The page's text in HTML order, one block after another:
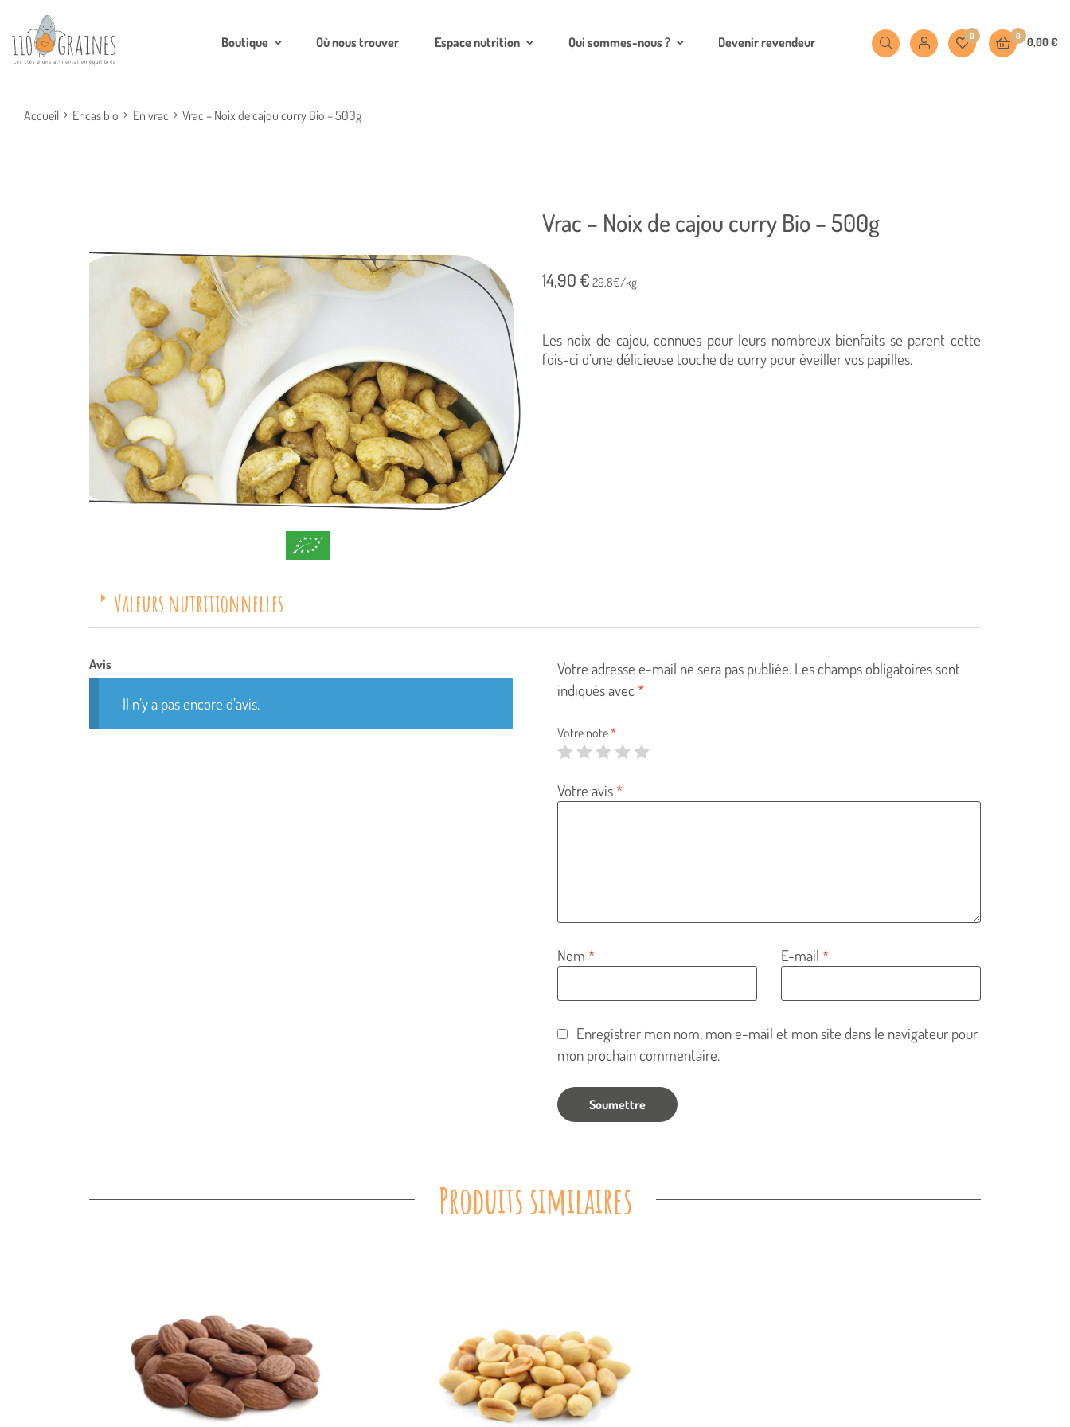
Boutique Où nous trouver Espace nutrition Qui sommes-nous ? Devenir revendeur 0 0 0,00€
Accueil Encas bio En vrac Vrac – Noix de cajou curry Bio – 500g
Vrac – Noix de cajou curry Bio – 500g
14,90€ 29,8€/kg
Les noix de cajou, connues pour leurs nombreux bienfaits se parent cette
fois-ci d’une délicieuse touche de curry pour éveiller vos papilles.
Valeurs nutritionnelles
Avis
Il n’y a pas encore d’avis.
Votre adresse e-mail ne sera pas publiée. Les champs obligatoires sont
indiqués avec*
Votre note*
Votre avis*
Nom * E-mail *
Enregistrer mon nom, mon e-mail et mon site dans le navigateur pour
mon prochain commentaire.
Produits similaires